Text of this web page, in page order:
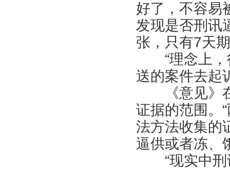
好了，不容易
发现是否刑讯
张，只有7天
“理念上，
送的案件去起
《意见》在
证据的范围。
法方法收集的
逼供或者冻、
“现实中刑